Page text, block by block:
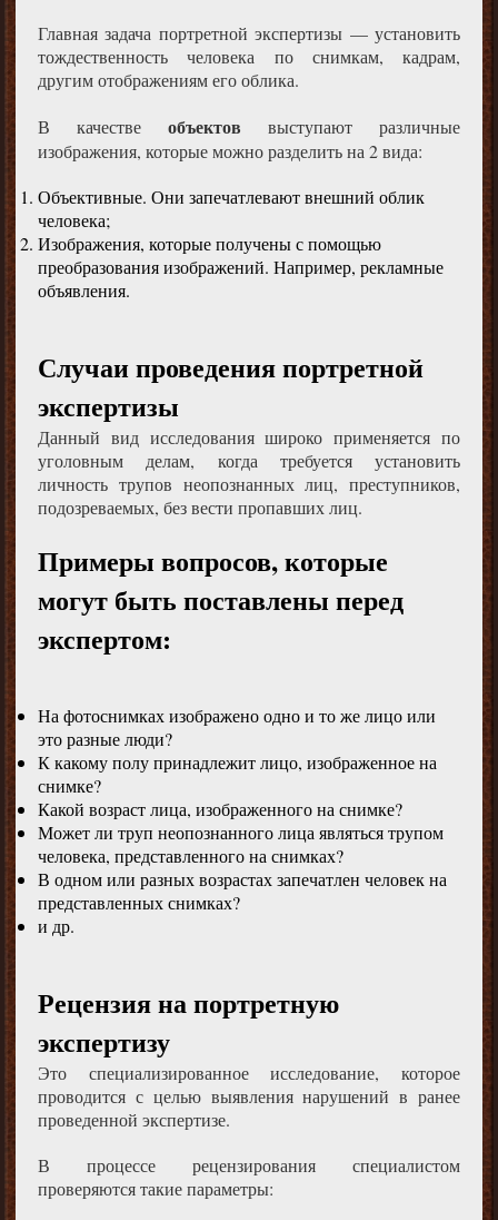
Главная задача портретной экспертизы — установить
тождественность человека по снимкам, кадрам,
другим отображениям его облика.
В качестве объектов выступают различные
изображения, которые можно разделить на 2 вида:
Объективные. Они запечатлевают внешний облик
человека;
Изображения, которые получены с помощью
преобразования изображений. Например, рекламные
объявления.
Случаи проведения портретной
экспертизы
Данный вид исследования широко применяется по
уголовным делам, когда требуется установить
личность трупов неопознанных лиц, преступников,
подозреваемых, без вести пропавших лиц.
Примеры вопросов, которые
могут быть поставлены перед
экспертом:
На фотоснимках изображено одно и то же лицо или
это разные люди?
К какому полу принадлежит лицо, изображенное на
снимке?
Какой возраст лица, изображенного на снимке?
Может ли труп неопознанного лица являться трупом
человека, представленного на снимках?
В одном или разных возрастах запечатлен человек на
представленных снимках?
и др.
Рецензия на портретную
экспертизу
Это специализированное исследование, которое
проводится с целью выявления нарушений в ранее
проведенной экспертизе.
В процессе рецензирования специалистом
проверяются такие параметры: